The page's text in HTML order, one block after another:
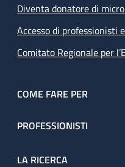
Diventa donatore di
Accesso di
Comitato Regionale per
COME FARE PER
PROFESSIONISTI
LA RICERCA